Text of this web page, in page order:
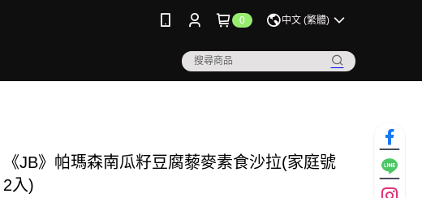
0 中文 (繁體)
《JB》帕瑪森南瓜籽豆腐藜麥素食沙拉(家庭號
2入)